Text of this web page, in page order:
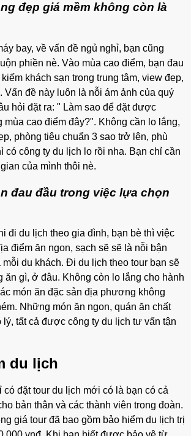
đẹp giá mềm không còn là
bay, về vấn đề ngủ nghỉ, bạn cũng
phiền nè. Vào mùa cao điểm, bạn đau
khách sạn trong trung tâm, view đẹp,
Vấn đề này luôn là nỗi ám ảnh của quý
hỏi đặt ra: " Làm sao để đặt được
mùa cao điểm đây?". Không cần lo lắng,
phòng tiêu chuẩn 3 sao trở lên, phù
có công ty du lịch lo rồi nha. Bạn chỉ cần
của mình thôi nè.
đau đầu trong việc lựa chọn
đi du lịch theo gia đình, bạn bè thì việc
điểm ăn ngon, sạch sẽ sẽ là nỗi bận
mỗi du khách. Đi du lịch theo tour bạn sẽ
ăn gì, ở đâu. Không còn lo lắng cho hành
món ăn đặc sản địa phương không
Những món ăn ngon, quán ăn chất
lý, tất cả được công ty du lịch tư vấn tận
du lịch
có đặt tour du lịch mới có là bạn có cả
bản thân và các thành viên trong đoàn.
giá tour đã bao gồm bảo hiểm du lịch trị